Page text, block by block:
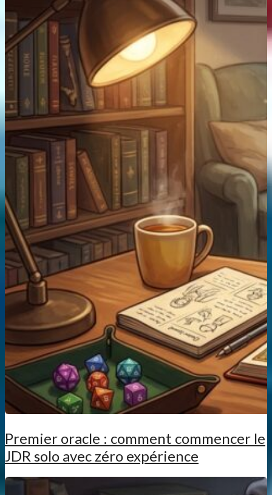
Premier oracle : comment commencer le
JDR solo avec zéro expérience